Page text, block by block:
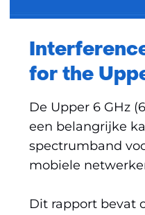
for the
De Upper 6 GHz
een belangrijke
spectrumband
mobiele
Dit rapport bevat